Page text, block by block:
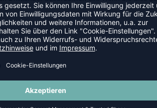
ZURÜCK-GARANTIE